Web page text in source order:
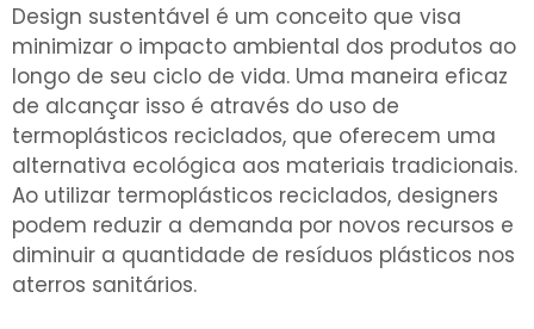
Design sustentável é um conceito que visa
minimizar o impacto ambiental dos produtos ao
longo de seu ciclo de vida. Uma maneira eficaz
de alcançar isso é através do uso de
termoplásticos reciclados, que oferecem uma
alternativa ecológica aos materiais tradicionais.
Ao utilizar termoplásticos reciclados, designers
podem reduzir a demanda por novos recursos e
diminuir a quantidade de resíduos plásticos nos
aterros sanitários.